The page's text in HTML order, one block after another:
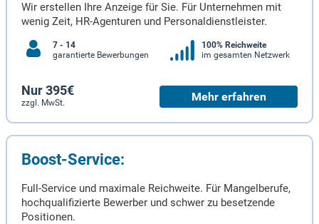
Wir erstellen Ihre Anzeige für Sie. Für Unternehmen mit
wenig Zeit, HR-Agenturen und Personaldienstleister.
7 - 14
garantierte Bewerbungen
100% Reichweite
im gesamten Netzwerk
Nur 395€
zzgl. MwSt. Mehr erfahren
Boost-Service:
Full-Service und maximale Reichweite. Für Mangelberufe,
hochqualifizierte Bewerber und schwer zu besetzende
Positionen.